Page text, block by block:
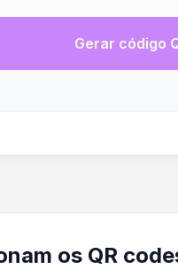
Gerar código
os QR